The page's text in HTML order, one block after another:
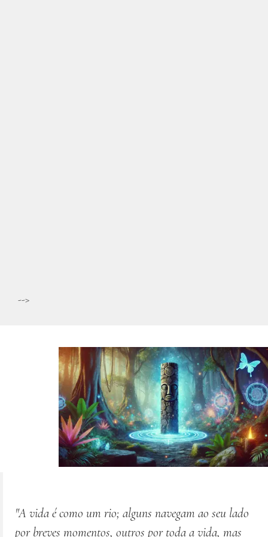
-->
"A vida é como um rio; alguns navegam ao seu lado
por breves momentos, outros por toda a vida, mas